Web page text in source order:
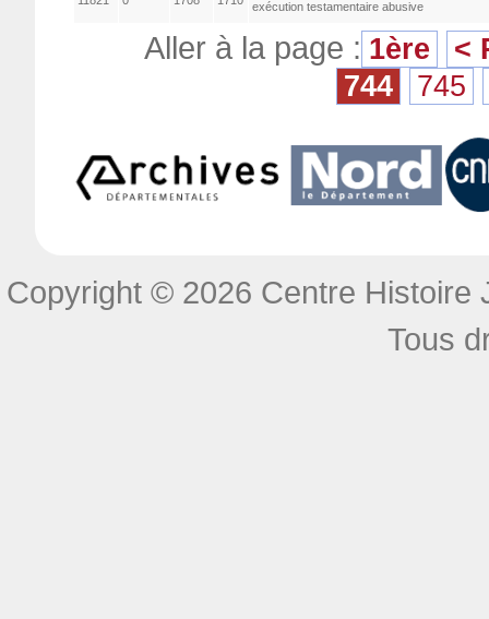
exécution testamentaire abusive
Aller à la page : 1ère
<
744
745
Copyright © 2026 Centre Histoire
Tous